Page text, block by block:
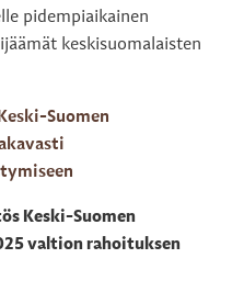
pidempiaikainen
keskisuomalaisten
Suomen
Keski-Suomen
valtion rahoituksen